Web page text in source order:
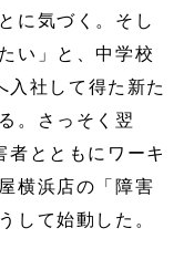
に気づく。そし
い」と、中学校
社して得た新た
。さっそく翌
者とともにワーキ
横浜店の「障害
して始動した。